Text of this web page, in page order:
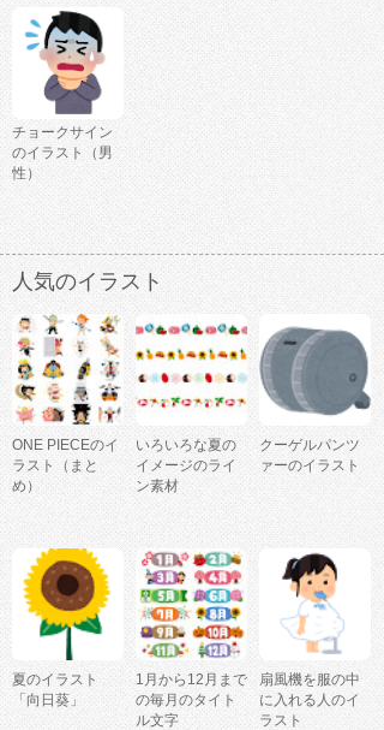
チョークサイン
のイラスト（男
性）
人気のイラスト
ONE PIECEのイ
ラスト（まと
め）
いろいろな夏の
イメージのライ
ン素材
クーゲルパンツ
ァーのイラスト
夏のイラスト
「向日葵」
1月から12月まで
の毎月のタイト
ル文字
扇風機を服の中
に入れる人のイ
ラスト